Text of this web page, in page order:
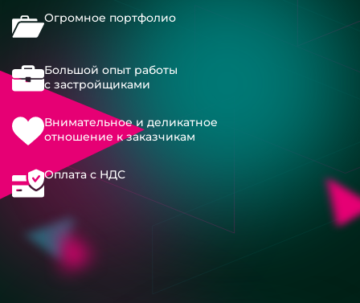
Огромное портфолио
Большой опыт работы
с застройщиками
Внимательное и деликатное
отношение к заказчикам
Оплата с НДС